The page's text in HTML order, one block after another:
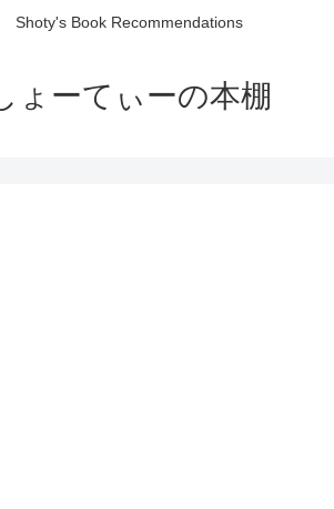
Shoty's Book Recommendations
ょーてぃーの本棚